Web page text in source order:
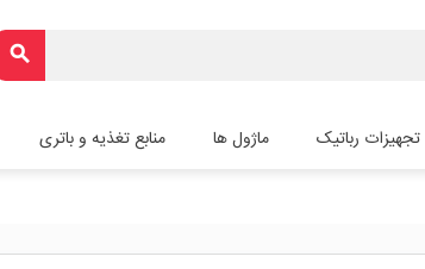
search
تجهیزات رباتیک ماژول ها منابع تغذیه و باتری